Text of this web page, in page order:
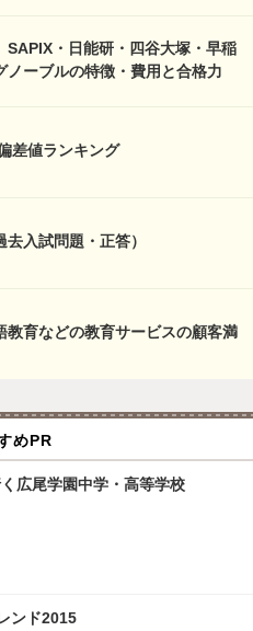
SAPIX・日能研・四谷大塚・早稲
ノーブルの特徴・費用と合格力
差値ランキング
入試問題・正答）
教育などの教育サービスの顧客満
めPR
広尾学園中学・高等学校
ンド2015